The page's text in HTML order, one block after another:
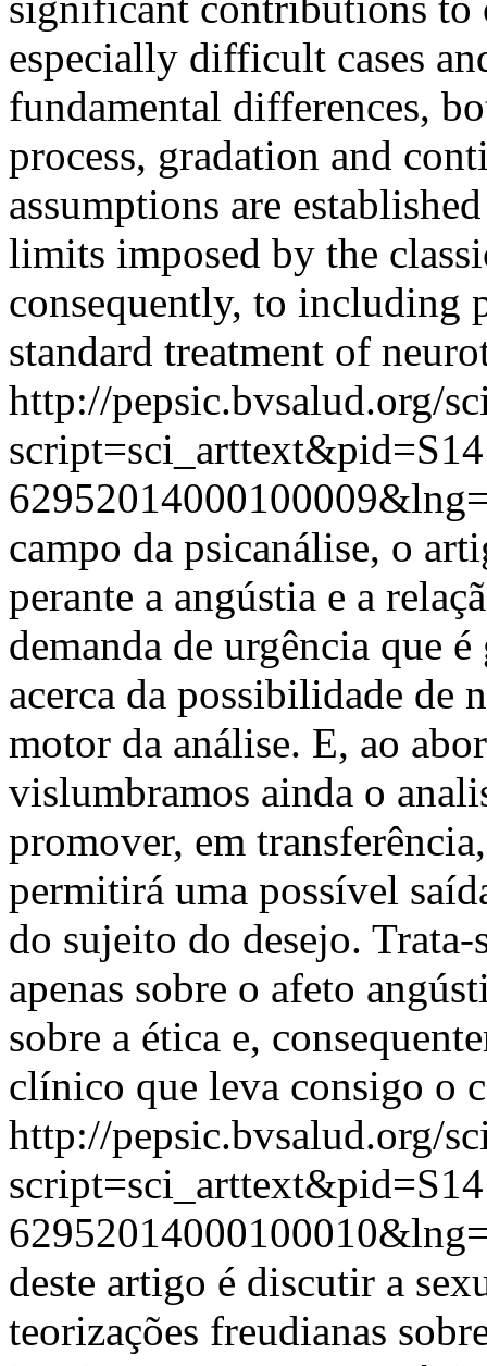
especially difficult cases
fundamental differences,
process, gradation and
assumptions are
limits imposed by the
consequently, to including
standard treatment of
http://pepsic.bvsalud.org/
campo da psicanálise, o
perante a angústia e a
demanda de urgência que
acerca da possibilidade de
motor da análise. E, ao
vislumbramos ainda o
promover, em
permitirá uma possível
do sujeito do desejo. Trata-
apenas sobre o afeto
sobre a ética e,
clínico que leva consigo o
http://pepsic.bvsalud.org/
deste artigo é discutir a
teorizações freudianas